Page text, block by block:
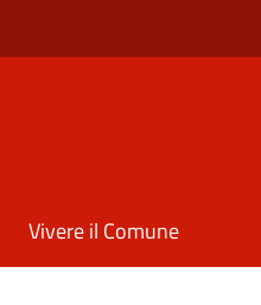
Vivere il Comune